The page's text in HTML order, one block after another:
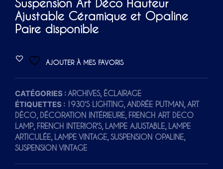
Suspension Art Déco Hauteur
Ajustable Céramique et Opaline
Paire disponible
AJOUTER À MES FAVORIS
CATÉGORIES :ARCHIVES, ÉCLAIRAGE
ÉTIQUETTES : 1930'S LIGHTING,ANDRÉE PUTMAN,ART
DÉCO, DÉCORATION INTÉRIEURE, FRENCH ART DECO
LAMP, FRENCH INTERIOR'S, LAMPE AJUSTABLE, LAMPE
ARTICULÉE, LAMPE VINTAGE,SUSPENSION OPALINE,
SUSPENSION VINTAGE